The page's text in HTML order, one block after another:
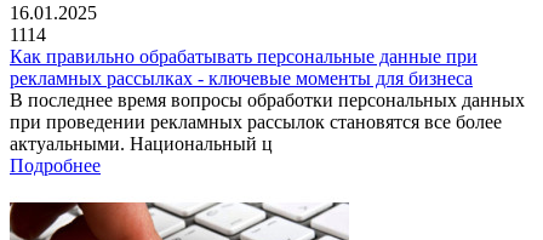
16.01.2025
1114
Как правильно обрабатывать персональные данные при
рекламных рассылках - ключевые моменты для бизнеса
В последнее время вопросы обработки персональных данных
при проведении рекламных рассылок становятся все более
актуальными. Национальный ц
Подробнее